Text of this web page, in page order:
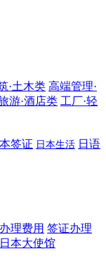
·土木类 高端管理·
游·酒店类 工厂·轻
签证 日本生活 日语
理费用 签证办理
本大使馆